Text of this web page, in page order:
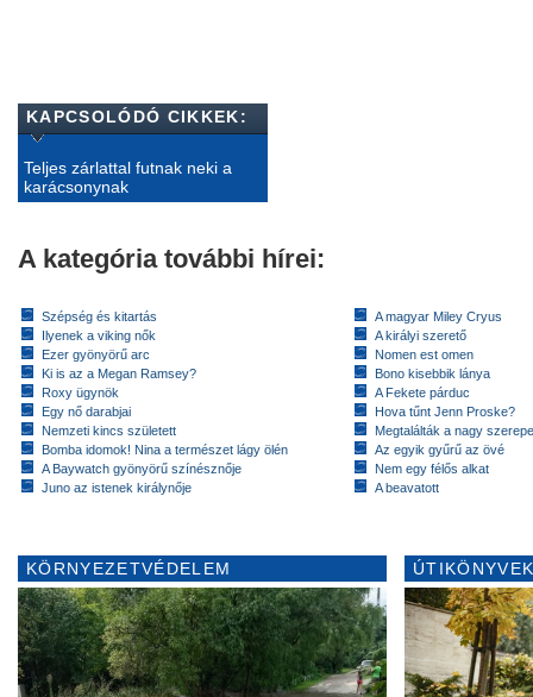
KAPCSOLÓDÓ CIKKEK:
Teljes zárlattal futnak neki a
karácsonynak
A kategória további hírei:
Szépség és kitartás
Ilyenek a viking nők
Ezer gyönyörű arc
Ki is az a Megan Ramsey?
Roxy ügynök
Egy nő darabjai
Nemzeti kincs született
Bomba idomok! Nina a természet lágy ölén
A Baywatch gyönyörű színésznője
Juno az istenek királynője
A magyar Miley Cryus
A királyi szerető
Nomen est omen
Bono kisebbik lánya
A Fekete párduc
Hova tűnt Jenn Proske?
Megtalálták a nagy
Az egyik gyűrű az övé
Nem egy félős alkat
A beavatott
KÖRNYEZETVÉDELEM